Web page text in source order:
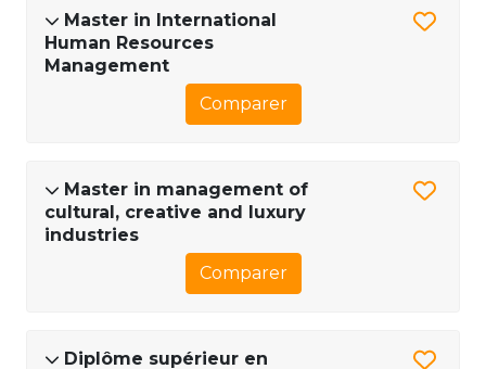
Master in International
Human Resources
Management
Comparer
Master in management of
cultural, creative and luxury
industries
Comparer
Diplôme supérieur en